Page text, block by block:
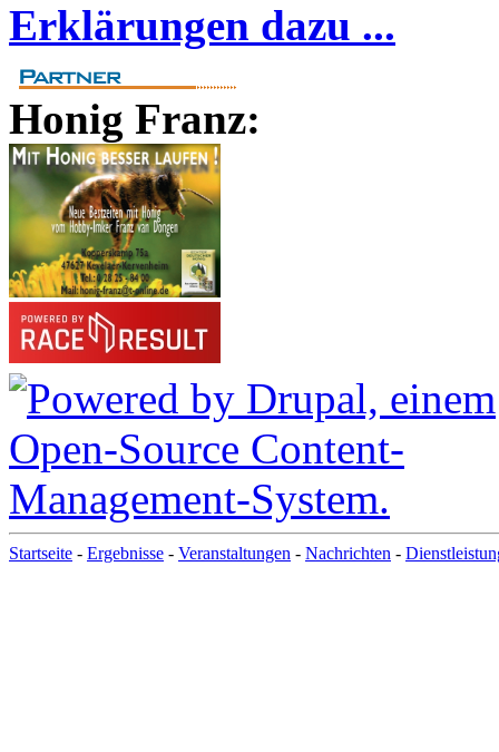
Erklärungen dazu ...
Honig Franz:
Startseite - Ergebnisse - Veranstaltungen - Nachrichten -